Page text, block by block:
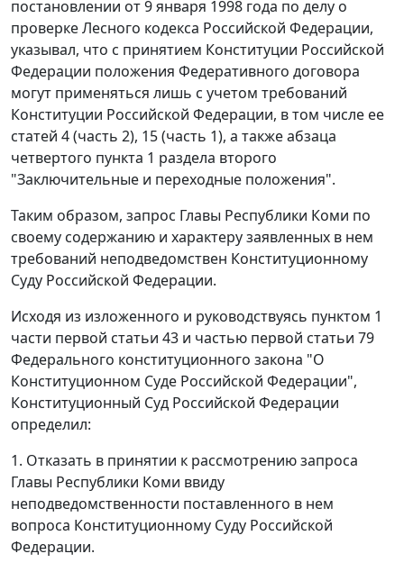
постановлении от 9 января 1998 года по делу о
проверке Лесного кодекса Российской Федерации,
указывал, что с принятием Конституции Российской
Федерации положения Федеративного договора
могут применяться лишь с учетом требований
Конституции Российской Федерации, в том числе ее
статей 4 (часть 2), 15 (часть 1), а такжеабзаца
четвертого пункта 1 раздела второго
"Заключительные и переходные положения".
Таким образом, запрос Главы Республики Коми по
своему содержанию и характеру заявленных в нем
требований неподведомствен Конституционному
Суду Российской Федерации.
Исходя из изложенного и руководствуясь пунктом 1
части первой статьи 43 и частью первой статьи 79
Федерального конституционного закона "О
Конституционном Суде Российской Федерации",
Конституционный Суд Российской Федерации
определил:
1. Отказать в принятии к рассмотрению запроса
Главы Республики Коми ввиду
неподведомственности поставленного в нем
вопроса Конституционному Суду Российской
Федерации.